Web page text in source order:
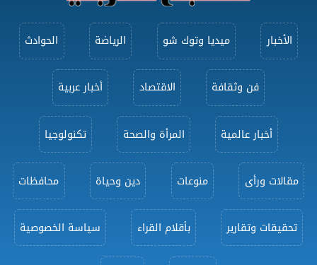
الأخبار ميديا وتوك شو الرياضة الحوادث
فن وثقافة الاقتصاد أخبار عربية
أخبار عالمية المرأة والصحة تكنولوجيا
مقالات ورأى منوعات دين وحياة محافظات
تحقيقات وتقارير بأقلام القراء سياسة الخصوصية